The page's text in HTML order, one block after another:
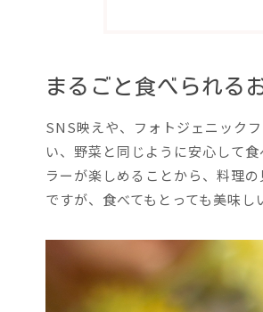
まるごと食べられる
SNS映えや、フォトジェニック
い、野菜と同じように安心して
ラーが楽しめることから、料理
ですが、食べてもとっても美味し